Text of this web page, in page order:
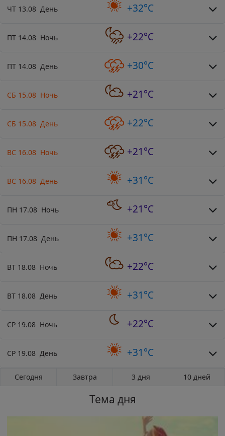
ЧТ 13.08 День +32°C
ПТ 14.08 Ночь +22°C
ПТ 14.08 День +30°C
СБ 15.08 Ночь +21°C
СБ 15.08 День +22°C
ВС 16.08 Ночь +21°C
ВС 16.08 День +31°C
ПН 17.08 Ночь +21°C
ПН 17.08 День +31°C
ВТ 18.08 Ночь +22°C
ВТ 18.08 День +31°C
СР 19.08 Ночь +22°C
СР 19.08 День +31°C
Сегодня Завтра 3 дня 10 дней
Тема дня